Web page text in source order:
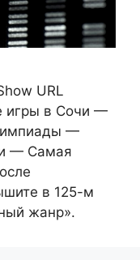
URL
игры в Сочи —
—
— Самая
в 125-м
жанр».